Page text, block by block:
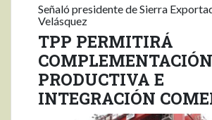
Señaló presidente de Sierra
Velásquez
TPP PERMITIRÁ
COMPLEMENTACIÓN
PRODUCTIVA E
INTEGRACIÓN